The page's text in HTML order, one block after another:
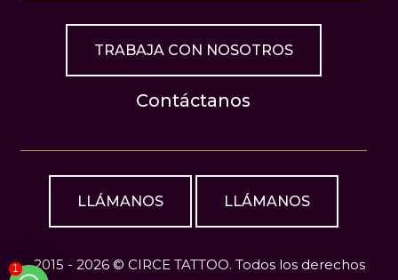
TRABAJA CON NOSOTROS
Contáctanos
LLÁMANOS LLÁMANOS
2015 - 2026 © CIRCE TATTOO. Todos los derechos
1